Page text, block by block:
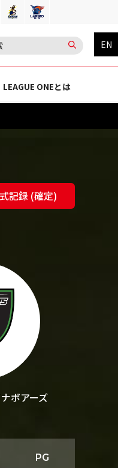
EN
LEAGUE ONEとは
記録 (確定)
ボアーズ
PG